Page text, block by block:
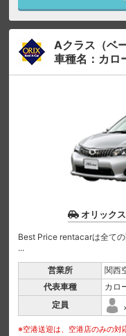
Aクラス（ベ
車種名：カロ
オリック
Best Price rentacarは全ての
...
営業所
関西
代表車種
カロ
定員
※空港送迎は、空港店のみの対